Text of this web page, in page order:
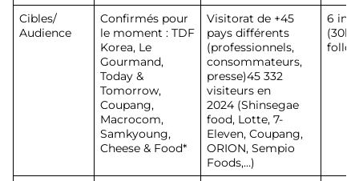
Cibles/
Audience
Confirmés pour
le moment : TDF
Korea, Le
Gourmand,
Today &
Tomorrow,
Coupang,
Macrocom,
Samkyoung,
Cheese & Food*
Visitorat de +45
pays différents
(professionnels,
consommateurs,
presse)45 332
visiteurs en
2024 (Shinsegae
food, Lotte, 7-
Eleven, Coupang,
ORION, Sempio
Foods,…)
6
(30k